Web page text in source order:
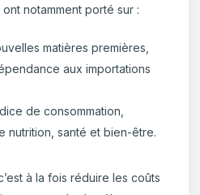
notamment porté sur :
matières premières,
aux importations
de consommation,
nutrition, santé et bien-être.
à la fois réduire les coûts